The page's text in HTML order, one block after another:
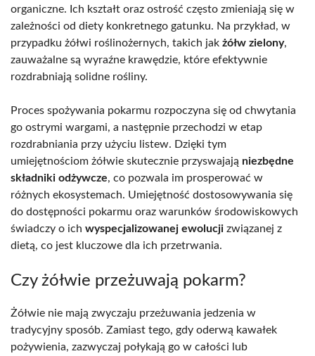
organiczne. Ich kształt oraz ostrość często zmieniają się w
zależności od diety konkretnego gatunku. Na przykład, w
przypadku żółwi roślinożernych, takich jak żółw zielony,
zauważalne są wyraźne krawędzie, które efektywnie
rozdrabniają solidne rośliny.
Proces spożywania pokarmu rozpoczyna się od chwytania
go ostrymi wargami, a następnie przechodzi w etap
rozdrabniania przy użyciu listew. Dzięki tym
umiejętnościom żółwie skutecznie przyswajają niezbędne
składniki odżywcze, co pozwala im prosperować w
różnych ekosystemach. Umiejętność dostosowywania się
do dostępności pokarmu oraz warunków środowiskowych
świadczy o ich wyspecjalizowanej ewolucji związanej z
dietą, co jest kluczowe dla ich przetrwania.
Czy żółwie przeżuwają pokarm?
Żółwie nie mają zwyczaju przeżuwania jedzenia w
tradycyjny sposób. Zamiast tego, gdy oderwą kawałek
pożywienia, zazwyczaj połyka­ją go w całości lub